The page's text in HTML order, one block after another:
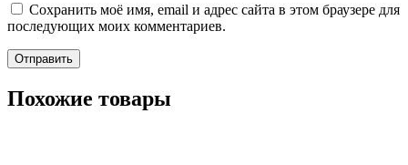
Сохранить моё имя, email и адрес сайта в этом браузере для
последующих моих комментариев.
Похожие товары